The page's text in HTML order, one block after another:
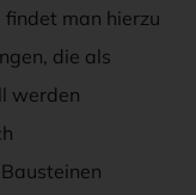
findet man hierzu
die als
werden